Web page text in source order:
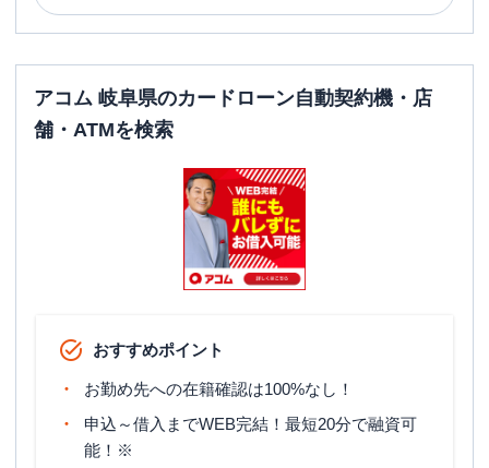
アコム 岐阜県のカードローン自動契約機・店
舗・ATMを検索
おすすめポイント
お勤め先への在籍確認は100%なし！
申込～借入までWEB完結！最短20分で融資可
能！※